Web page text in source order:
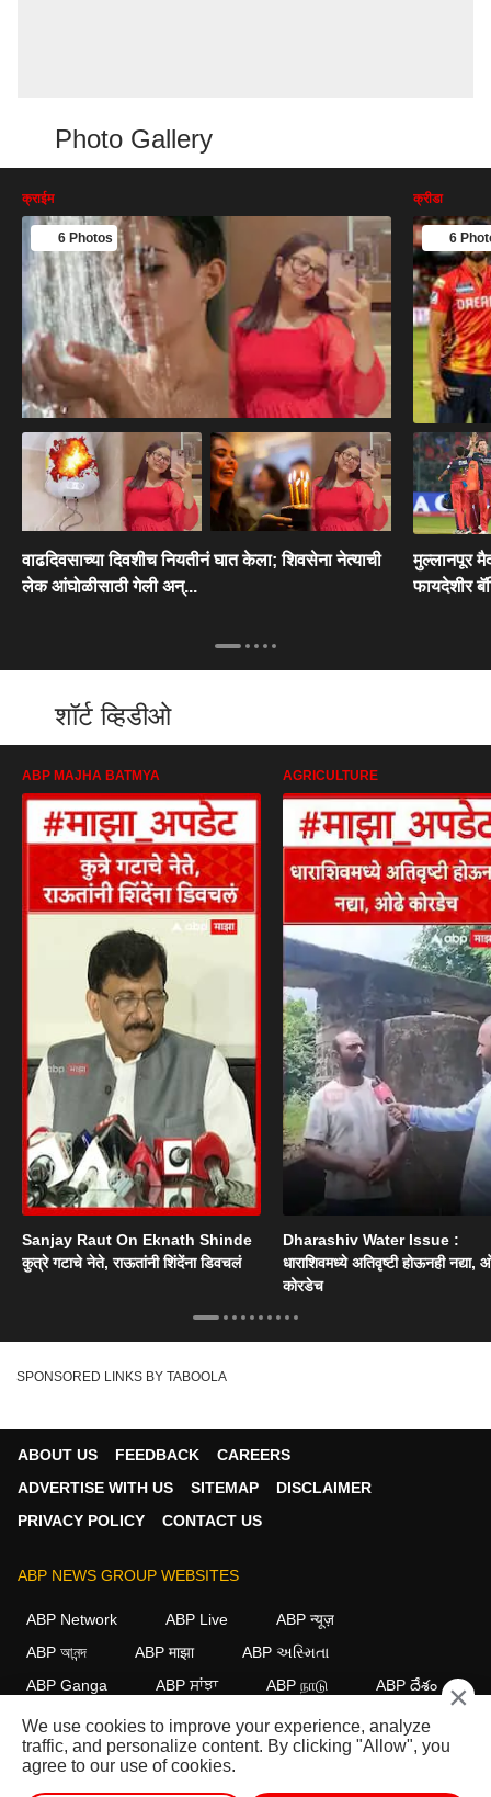
Photo Gallery
क्राईम
6 Photos
वाढदिवसाच्या दिवशीच नियतीनं घात केला; शिवसेना नेत्याची
लेक आंघोळीसाठी गेली अन्...
क्रीडा
6
मुल्लानपूर
फायदेशीर
शॉर्ट व्हिडीओ
ABP MAJHA BATMYA
Sanjay Raut On Eknath Shinde
कुत्रे गटाचे नेते, राऊतांनी शिंदेंना डिवचलं
AGRICULTURE
Dharashiv Water Issue :
धाराशिवमध्ये अतिवृष्टी होऊनही नद्या,
कोरडेच
SPONSORED LINKS BY TABOOLA
ABOUT US FEEDBACK
CAREERS
ADVERTISE WITH US
SITEMAP
DISCLAIMER
PRIVACY POLICY
CONTACT US
ABP NEWS GROUP WEBSITES
ABP Network ABP Live
ABP न्यूज़
ABP আনন্দ
ABP माझा
ABP અસ્મિતા
ABP Ganga
ABP ਸਾਂਝਾ ABP நாடு ABP దేశం
FOLLOW US
×
We use cookies to improve your experience, analyze
traffic, and personalize content. By clicking "Allow", you
agree to our use of cookies.